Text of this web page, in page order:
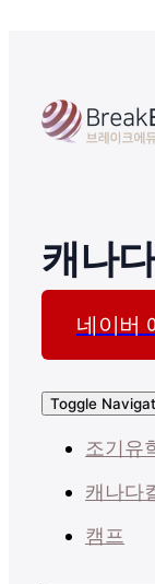
캐나
네이버
Toggle
조기유
캐나다
캠프